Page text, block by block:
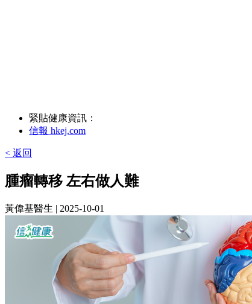
緊貼健康資訊：
信報 hkej.com
< 返回
腫瘤轉移 左右做人難
黃偉基醫生 | 2025-10-01